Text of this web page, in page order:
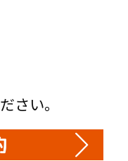
さい。